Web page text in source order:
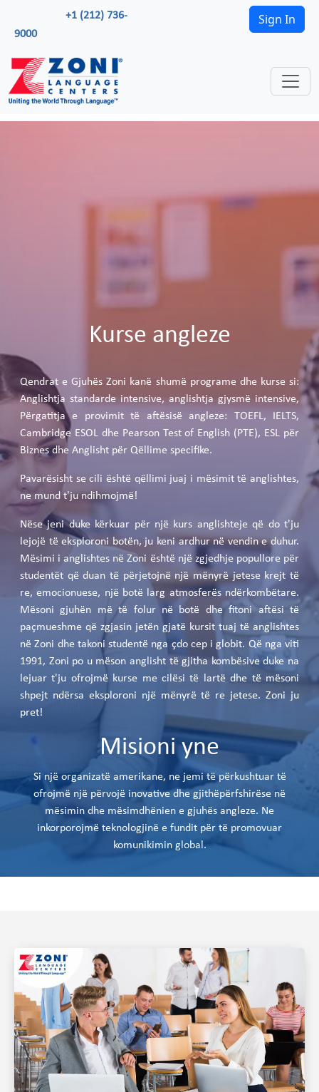
+1 (212) 736-
9000
Sign In
Kurse angleze
Qendrat e Gjuhës Zoni kanë shumë programe dhe kurse si:
Anglishtja standarde intensive, anglishtja gjysmë intensive,
Përgatitja e provimit të aftësisë angleze: TOEFL, IELTS,
Cambridge ESOL dhe Pearson Test of English (PTE), ESL për
Biznes dhe Anglisht për Qëllime specifike.
Pavarësisht se cili është qëllimi juaj i mësimit të anglishtes,
ne mund t'ju ndihmojmë!
Nëse jeni duke kërkuar për një kurs anglishteje që do t'ju
lejojë të eksploroni botën, ju keni ardhur në vendin e duhur.
Mësimi i anglishtes në Zoni është një zgjedhje popullore për
studentët që duan të përjetojnë një mënyrë jetese krejt të
re, emocionuese, një botë larg atmosferës ndërkombëtare.
Mësoni gjuhën më të folur në botë dhe fitoni aftësi të
paçmueshme që zgjasin jetën gjatë kursit tuaj të anglishtes
në Zoni dhe takoni studentë nga çdo cep i globit. Që nga viti
1991, Zoni po u mëson anglisht të gjitha kombësive duke na
lejuar t'ju ofrojmë kurse me cilësi të lartë dhe të mësoni
shpejt ndërsa eksploroni një mënyrë të re jetese. Zoni ju
pret!
Misioni yne
Si një organizatë amerikane, ne jemi të përkushtuar të
ofrojmë një përvojë inovative dhe gjithëpërfshirëse në
mësimin dhe mësimdhënien e gjuhës angleze. Ne
inkorporojmë teknologjinë e fundit për të promovuar
komunikimin global.